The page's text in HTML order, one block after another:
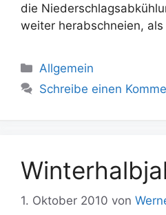
die
weiter herabschneien,
Kategorien
Allgemein
Schreibe einen
1. Oktober 2010 von